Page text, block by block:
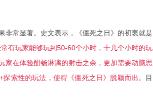
非常显著。史文表示，《僵死之日》的初衷就是
有玩家能够玩到50-60个小时，十几个小时的玩
家在体验酣畅淋漓的射击之余，更加需要动脑思
索性的玩法，使得《僵死之日》脱颖而出。 目